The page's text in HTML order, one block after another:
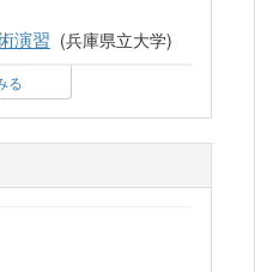
演習 (兵庫県立大学)
る